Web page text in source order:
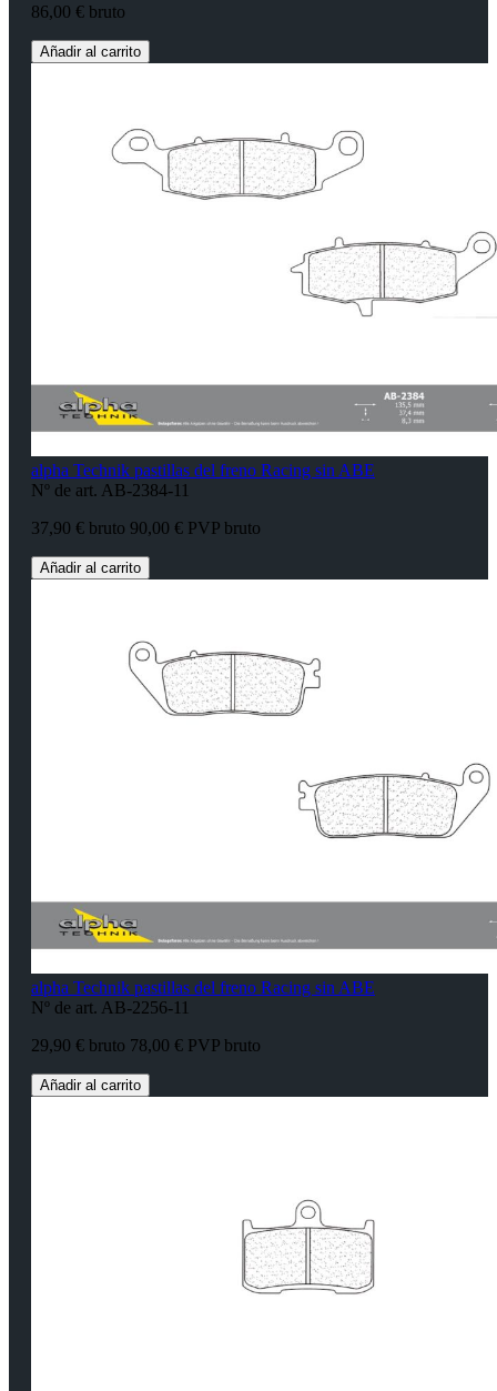
86,00 € bruto
Añadir al carrito
alpha Technik pastillas del freno Racing sin ABE
Nº de art. AB-2384-11
37,90 € bruto 90,00 € PVP bruto
Añadir al carrito
alpha Technik pastillas del freno Racing sin ABE
Nº de art. AB-2256-11
29,90 € bruto 78,00 € PVP bruto
Añadir al carrito